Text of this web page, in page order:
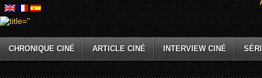
CHRONIQUE CINÉ ARTICLE CINÉ INTERVIEW CINÉ